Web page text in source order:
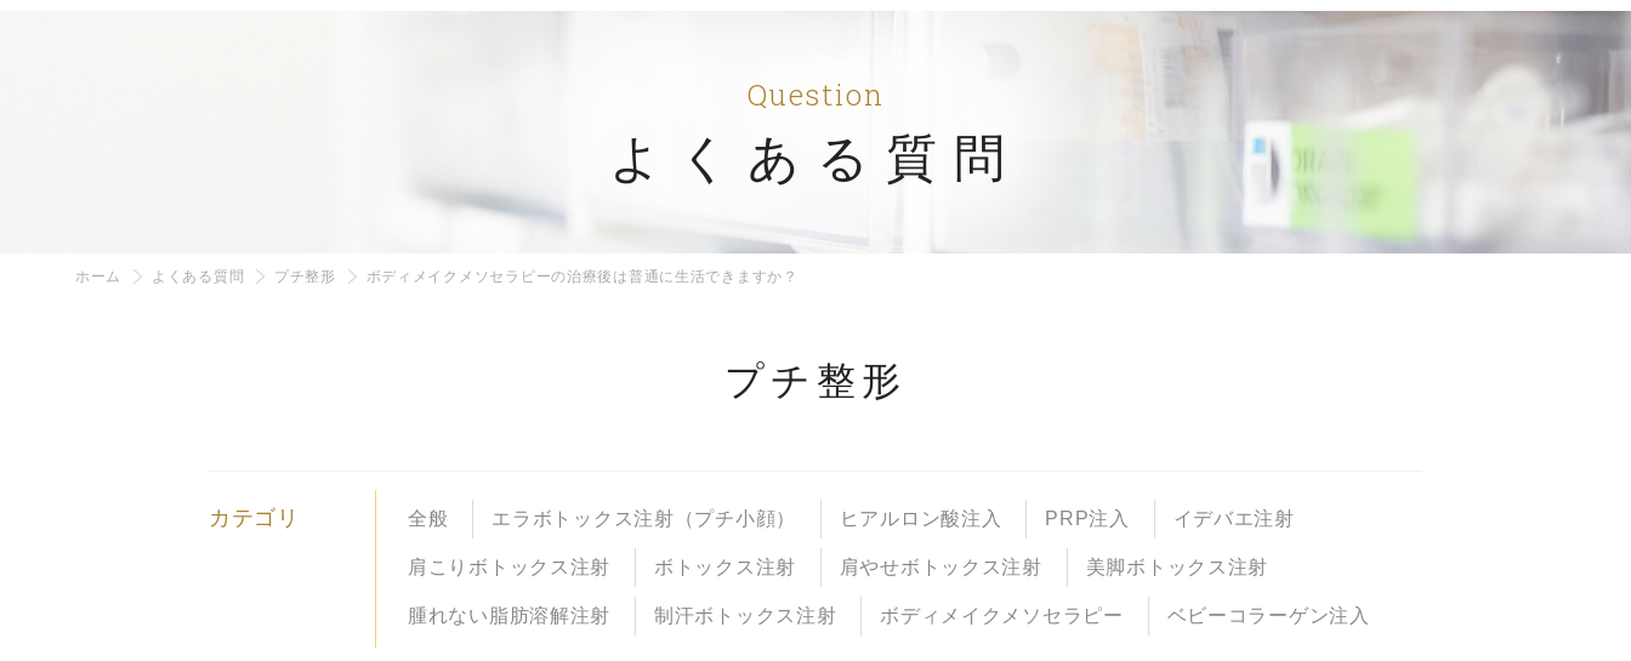
Question
よくある質問
ホーム よくある質問 プチ整形 ボディメイクメソセラピーの治療後は普通に生活できますか？
プチ整形
カテゴリ 全般 エラボトックス注射（プチ小顔） ヒアルロン酸注入 PRP注入 イデバエ注射
肩こりボトックス注射 ボトックス注射 肩やせボトックス注射 美脚ボトックス注射
腫れない脂肪溶解注射 制汗ボトックス注射 ボディメイクメソセラピー ベビーコラーゲン注入